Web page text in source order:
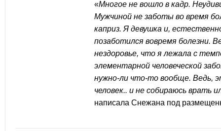
«Многое не вошло в кадр.
Мужчиной не заботы во время
каприз. Я девушка и,
позаботился вовремя болезни.
нездоровье, что я лежала с
элементарной человеческой
нужно-ли что-то вообще. Ведь,
человек.. и не собираюсь врать
написала Снежана под